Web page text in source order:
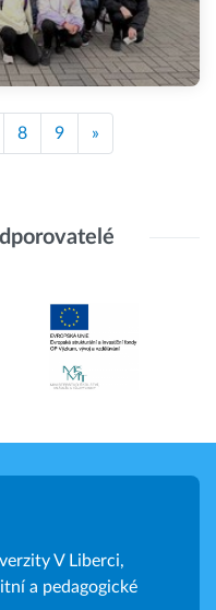
8 9 »
V Liberci,
a pedagogické